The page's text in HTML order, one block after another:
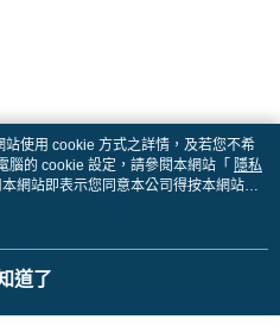
使用 cookie 方式之詳情，及若您不希
腦的 cookie 設定，請參閱本網站「 隱私
網站即表示您同意本公司得按本網站使
道了